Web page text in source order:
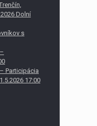
Dolní
s
Participácia
17:00